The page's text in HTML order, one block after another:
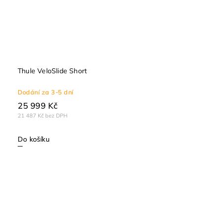
Thule VeloSlide Short
Dodání za 3-5 dní
21 487 Kč bez DPH
25 999 Kč
Do košíku